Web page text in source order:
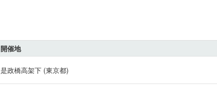
開催地
是政橋高架下 (東京都)